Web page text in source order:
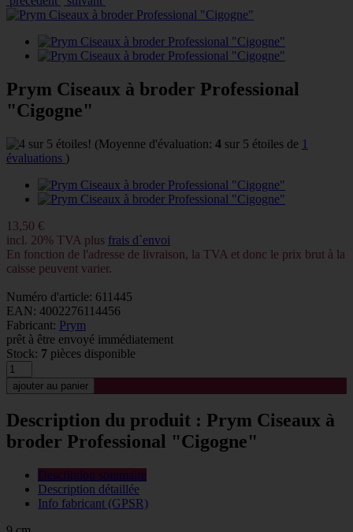
Prym Ciseaux à broder Professional
"Cigogne"
(Moyenne d'évaluation: 4 sur 5 étoiles de 1
évaluations )
13,50 €
incl. 20% TVA plus frais d`envoi
En fonction de l'adresse de livraison, la TVA et donc le prix brut à la
caisse peuvent varier.
Numéro d'article: 611445
EAN: 4002276114456
Fabricant: Prym
prêt à être envoyé immédiatement
Stock: 7 pièces disponible
Description du produit : Prym Ciseaux à
broder Professional "Cigogne"
Description sommaire
Description détaillée
Info fabricant (GPSR)